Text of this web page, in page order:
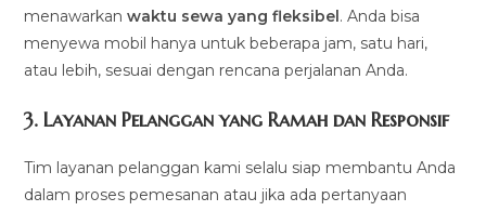
menawarkanwaktu sewa yang fleksibel. Anda bisa
menyewa mobil hanya untuk beberapa jam, satu hari,
atau lebih, sesuai dengan rencana perjalanan Anda.
3.Layanan Pelanggan yang Ramah dan Responsif
Tim layanan pelanggan kami selalu siap membantu Anda
dalam proses pemesanan atau jika ada pertanyaan